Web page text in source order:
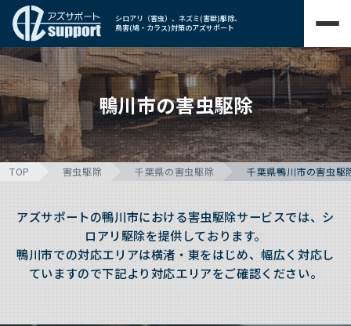
シロアリ（害虫）、ネズミ(害獣)駆除、
鳥害(鳩・カラス)対策のアズサポート
鴨川市の害虫駆除
TOP 害虫駆除 千葉県の害虫駆除 千葉県鴨川市の害虫駆
アズサポートの鴨川市における害虫駆除サービスでは、シ
ロアリ駆除を提供しております。
鴨川市での対応エリアは横渚・東をはじめ、幅広く対応し
ていますので下記より対応エリアをご確認ください。